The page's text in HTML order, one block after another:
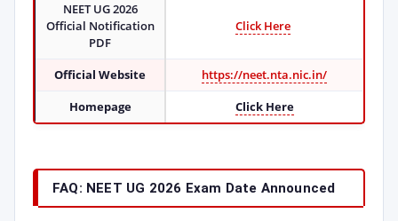
NEET UG 2026
Official Notification
PDF
Click Here
Official Website
https://neet.nta.nic.in/
Homepage
Click Here
FAQ: NEET UG 2026 Exam Date Announced